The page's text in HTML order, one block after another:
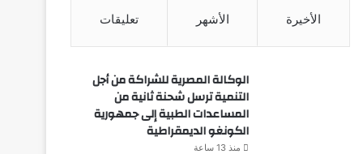
الأخيرة الأشهر تعليقات
الوكالة المصرية للشراكة من أجل
التنمية ترسل شحنة ثانية من
المساعدات الطبية إلى جمهورية
الكونغو الديمقراطية
منذ 13 ساعة